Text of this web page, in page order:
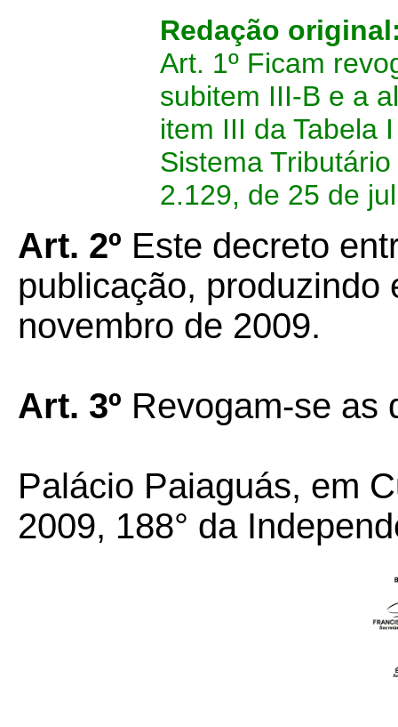
Redação
Art. 1º Ficam
subitem III-B e a
item III da Tabela
Sistema
2.129, de 25 de
Art. 2º Este decreto
publicação, produzindo
novembro de 2009.
Art. 3º Revogam-se as
Palácio Paiaguás, em
2009, 188° da